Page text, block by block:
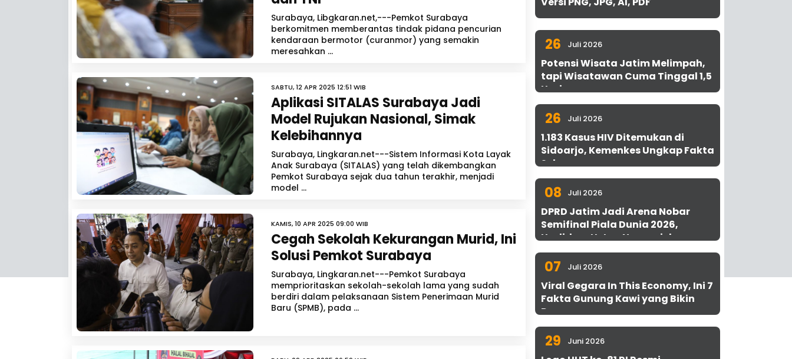
Surabaya, Libgkaran.net,---Pemkot Surabaya
berkomitmen memberantas tindak pidana pencurian
kendaraan bermotor (curanmor) yang semakin
meresahkan ...
SABTU, 12 APR 2025 12:51 WIB
Aplikasi SITALAS Surabaya Jadi
Model Rujukan Nasional, Simak
Kelebihannya
Surabaya, Lingkaran.net---Sistem Informasi Kota Layak
Anak Surabaya (SITALAS) yang telah dikembangkan
Pemkot Surabaya sejak dua tahun terakhir, menjadi
model ...
KAMIS, 10 APR 2025 09:00 WIB
Cegah Sekolah Kekurangan Murid, Ini
Solusi Pemkot Surabaya
Surabaya, Lingkaran.net---Pemkot Surabaya
memprioritaskan sekolah-sekolah lama yang sudah
berdiri dalam pelaksanaan Sistem Penerimaan Murid
Baru (SPMB), pada ...
26 Juli 2026
Potensi Wisata Jatim Melimpah,
tapi Wisatawan Cuma Tinggal 1,5
Hari
26 Juli 2026
1.183 Kasus HIV Ditemukan di
Sidoarjo, Kemenkes Ungkap Fakta
Sebenarnya
08 Juli 2026
DPRD Jatim Jadi Arena Nobar
Semifinal Piala Dunia 2026,
Hadirkan Uston Nawawi dan
UMKM Gratis untuk 1.000 Warga
07 Juli 2026
Viral Gegara In This Economy, Ini 7
Fakta Gunung Kawi yang Bikin
Penasaran
29 Juni 2026